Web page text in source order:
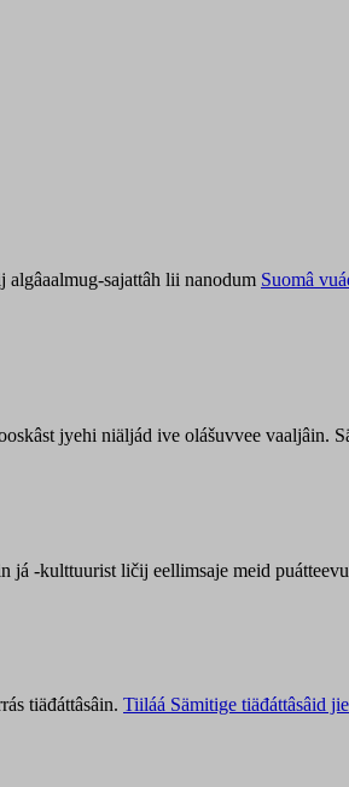
sajattâh lii nanodum Suomâ
jyehi niäljád ive olášuvvee vaaljâin.
já -kulttuurist ličij eellimsaje meid
tiäđáttâsâin. Tiiláá Sämitige tiäđáttâsâid